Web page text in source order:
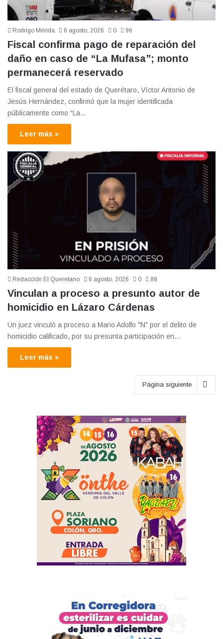
Rodrigo Mérida 6 agosto, 2026 0 96
Fiscal confirma pago de reparación del
daño en caso de “La Mufasa”; monto
permanecerá reservado
El fiscal general del estado de Querétaro, Víctor Antonio de
Jesús Hernández, confirmó que la mujer identificada
públicamente como “La…
Leer más »
Redacción El Queretano 6 agosto, 2026 0 88
Vinculan a proceso a presunto autor de
homicidio en Lázaro Cárdenas
Un juez vinculó a proceso a Mario Adolfo "N" por el delito de
homicidio calificado, por su presunta participación en…
Leer más »
Página siguiente